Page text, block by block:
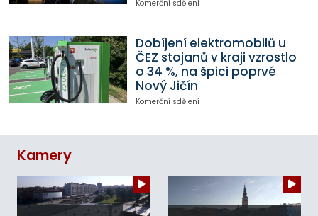
Komerční sdělení
Dobíjení elektromobilů u
ČEZ stojanů v kraji vzrostlo
o 34 %, na špici poprvé
Nový Jičín
Komerční sdělení
Kamery